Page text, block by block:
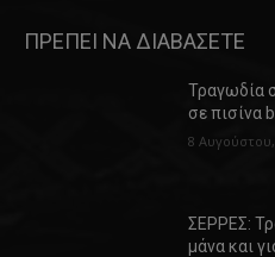
ΠΡΕΠΕΙ ΝΑ ΔΙΑΒΑΣΕΤΕ
Τραγωδία
σε πισίνα
8
ΣΕΡΡΕΣ:
μάνα και